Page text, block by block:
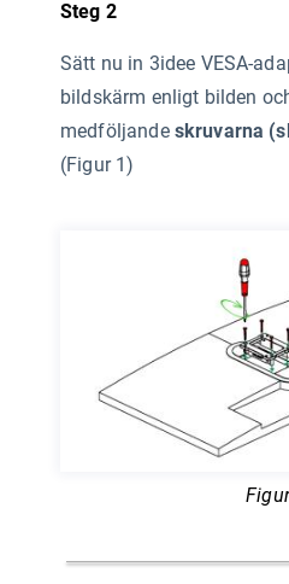
Steg 2
Sätt nu in 3idee VESA-
bildskärm enligt bilden
medföljande skruvarna
(Figur 1)